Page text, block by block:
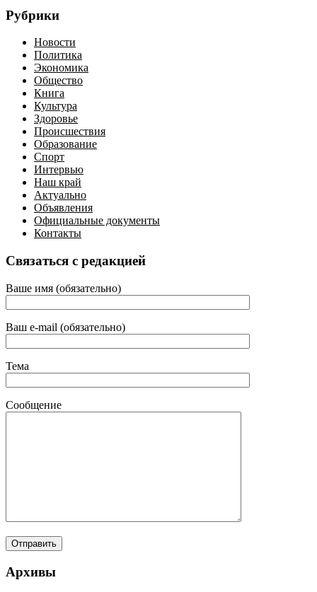
Рубрики
Новости
Политика
Экономика
Общество
Книга
Культура
Здоровье
Происшествия
Образование
Спорт
Интервью
Наш край
Актуально
Объявления
Официальные документы
Контакты
Связаться с редакцией
Ваше имя (обязательно)
Ваш e-mail (обязательно)
Тема
Сообщение
Архивы